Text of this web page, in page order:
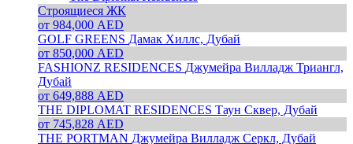
Строящиеся ЖК
от 984,000 AED
GOLF GREENS Дамак Хиллс, Дубай
от 850,000 AED
FASHIONZ RESIDENCES Джумейра Вилладж Триангл,
Дубай
от 649,888 AED
THE DIPLOMAT RESIDENCES Таун Сквер, Дубай
от 745,828 AED
THE PORTMAN Джумейра Вилладж Серкл, Дубай